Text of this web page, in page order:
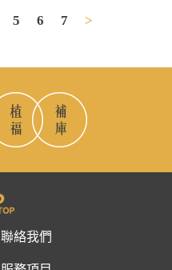
5 6 7 >
聯絡我們